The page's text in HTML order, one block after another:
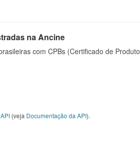
na Ancine
com CPBs (Certificado de Produto
API (veja Documentação da API).